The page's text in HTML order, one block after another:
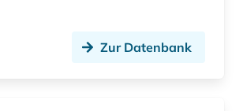
Zur Datenbank